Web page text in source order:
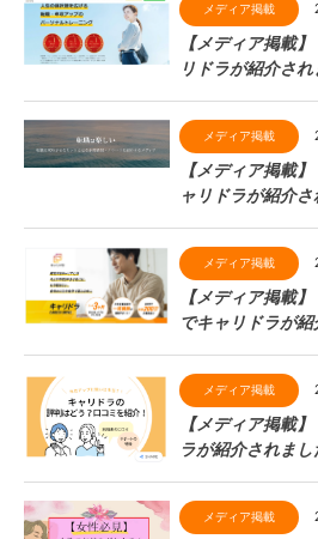
メディア掲載
【メディア掲載
リドラが紹介され
メディア掲載
【メディア掲載
ャリドラが紹介さ
メディア掲載
【メディア掲載
でキャリドラが紹
メディア掲載
【メディア掲載
ラが紹介されまし
メディア掲載
プライバシーポリシー
特定商取引法
キャリアチェンジ関連情報
お問い合わせ
無料カウンセリング